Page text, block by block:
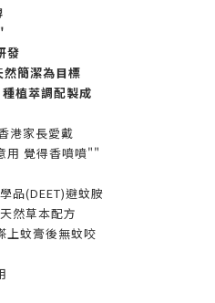
發
簡潔為目標
植萃調配製成
港家長愛戴
用 覺得香噴噴""
品(DEET)避蚊胺
然草本配方
上蚊膏後無蚊咬